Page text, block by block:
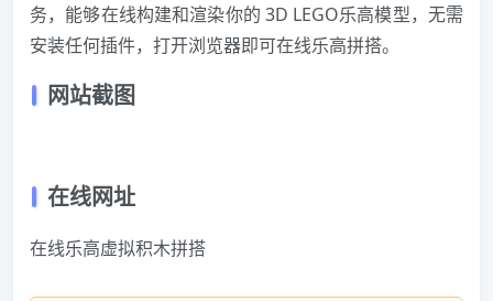
务，能够在线构建和渲染你的 3D LEGO乐高模型，无需
安装任何插件，打开浏览器即可在线乐高拼搭。
网站截图
在线网址
在线乐高虚拟积木拼搭